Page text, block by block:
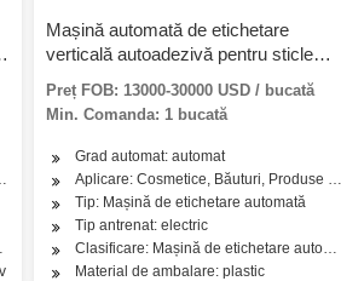
Produse de îngrijire a pielii, Produse
Mașină automată de etichetare
verticală autoadezivă pentru sticle
Preț FOB: 13000-30000 USD / bucată
Min. Comanda: 1 bucată
Grad automat: automat
Aplicare: Cosmetice, Băuturi, Produse
Tip: Mașină de etichetare automată
Tip antrenat: electric
Clasificare: Mașină de etichetare
Material de ambalare: plastic